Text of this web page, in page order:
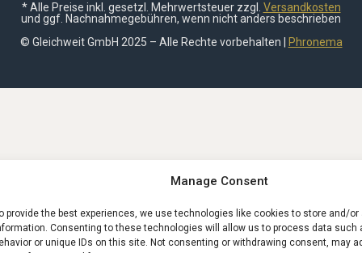
Manage Consent
provide the best experiences, we use technologies like cookies to store and/
Consenting to these technologies will allow us to process data such
or unique IDs on this site. Not consenting or withdrawing consent, may
* Alle Preise inkl. gesetzl. Mehrwertsteuer zzgl. Versandkosten
und ggf. Nachnahmegebühren, wenn nicht anders beschrieben
© Gleichweit GmbH 2025 – Alle Rechte vorbehalten |
Phronema